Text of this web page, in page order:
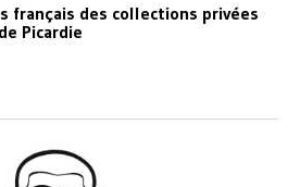
français des collections privées
Picardie